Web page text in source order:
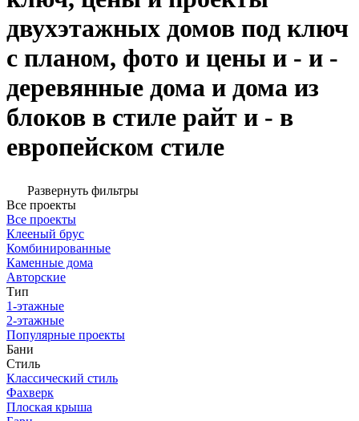
двухэтажных домов под ключ
с планом, фото и цены и - и -
деревянные дома и дома из
блоков в стиле райт и - в
европейском стиле
Развернуть фильтры
Все проекты
Все проекты
Клееный брус
Комбинированные
Каменные дома
Авторские
Тип
1-этажные
2-этажные
Популярные проекты
Бани
Стиль
Классический стиль
Фахверк
Плоская крыша